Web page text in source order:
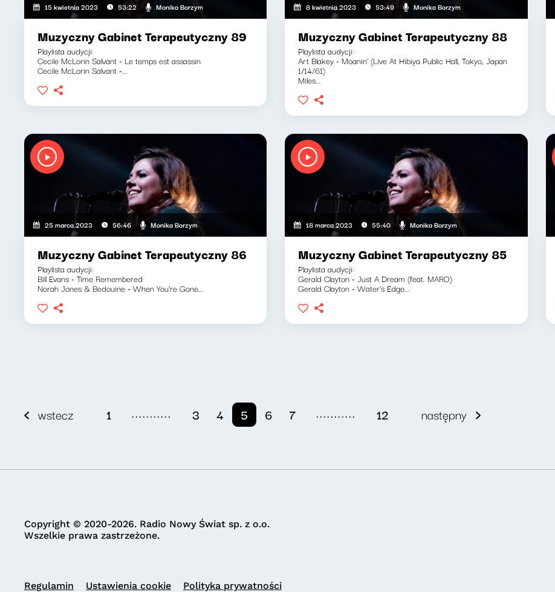
15 kwietnia 2023 53:22 Monika Borzym
Muzyczny Gabinet Terapeutyczny 89
Playlista audycji:
Cecile McLorin Salvant - Le temps est assassin
Cecile McLorin Salvant -...
8 kwietnia 2023 53:49 Monika Borzym
Muzyczny Gabinet Terapeutyczny 88
Playlista audycji:
Art Blakey - Moanin' (Live At Hibiya Public Hall, Tokyo, Japan
1/14/61)
Miles...
25 marca 2023 56:46 Monika Borzym
Muzyczny Gabinet Terapeutyczny 86
Playlista audycji:
Bill Evans - Time Remembered
Norah Jones & Bedouine - When You're Gone...
18 marca 2023 55:40 Monika Borzym
Muzyczny Gabinet Terapeutyczny 85
Playlista audycji:
Gerald Clayton - Just A Dream (feat. MARO)
Gerald Clayton - Water's Edge...
wstecz 1 ........... 3 4 5 6 7 ........... 12 następny
Copyright © 2020-2026. Radio Nowy Świat sp. z o.o.
Wszelkie prawa zastrzeżone.
Regulamin Ustawienia cookie Polityka prywatności